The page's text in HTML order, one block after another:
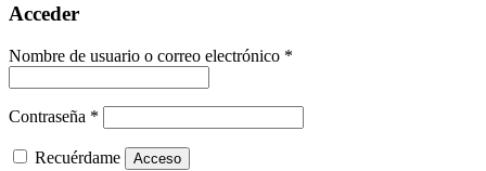
Acceder
Nombre de usuario o correo electrónico *
Contraseña *
Recuérdame Acceso